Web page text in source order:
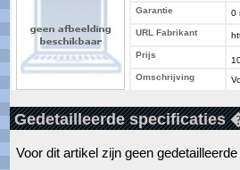
Garantie
0
URL Fabrikant
Prijs
Omschrijving
Gedetailleerde specificaties
Voor dit artikel zijn geen